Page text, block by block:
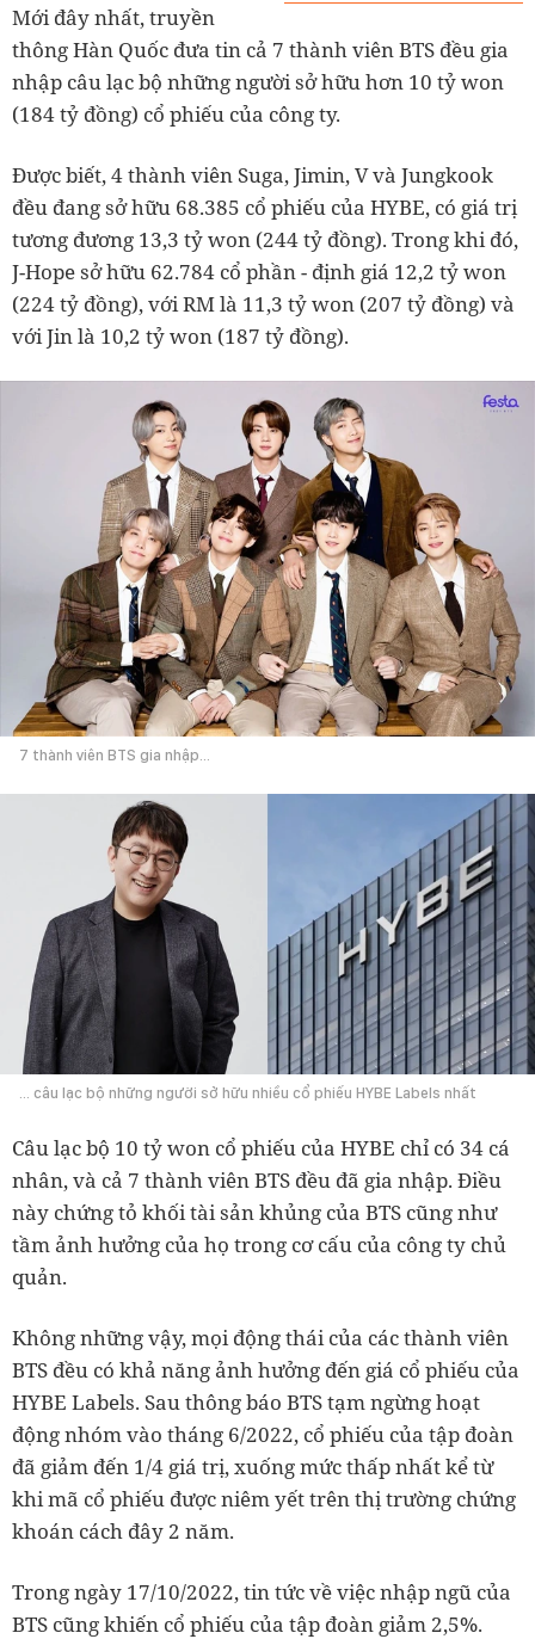
Mới đây nhất, truyền
thông Hàn Quốc đưa tin cả 7 thành viên BTS đều gia
nhập câu lạc bộ những người sở hữu hơn 10 tỷ won
(184 tỷ đồng) cổ phiếu của công ty.
Được biết, 4 thành viên Suga, Jimin, V và Jungkook
đều đang sở hữu 68.385 cổ phiếu của HYBE, có giá trị
tương đương 13,3 tỷ won (244 tỷ đồng). Trong khi đó,
J-Hope sở hữu 62.784 cổ phần - định giá 12,2 tỷ won
(224 tỷ đồng), với RM là 11,3 tỷ won (207 tỷ đồng) và
với Jin là 10,2 tỷ won (187 tỷ đồng).
7 thành viên BTS gia nhập...
... câu lạc bộ những người sở hữu nhiều cổ phiếu HYBE Labels nhất
Câu lạc bộ 10 tỷ won cổ phiếu của HYBE chỉ có 34 cá
nhân, và cả 7 thành viên BTS đều đã gia nhập. Điều
này chứng tỏ khối tài sản khủng của BTS cũng như
tầm ảnh hưởng của họ trong cơ cấu của công ty chủ
quản.
Không những vậy, mọi động thái của các thành viên
BTS đều có khả năng ảnh hưởng đến giá cổ phiếu của
HYBE Labels. Sau thông báo BTS tạm ngừng hoạt
động nhóm vào tháng 6/2022, cổ phiếu của tập đoàn
đã giảm đến 1/4 giá trị, xuống mức thấp nhất kể từ
khi mã cổ phiếu được niêm yết trên thị trường chứng
khoán cách đây 2 năm.
Trong ngày 17/10/2022, tin tức về việc nhập ngũ của
BTS cũng khiến cổ phiếu của tập đoàn giảm 2,5%.